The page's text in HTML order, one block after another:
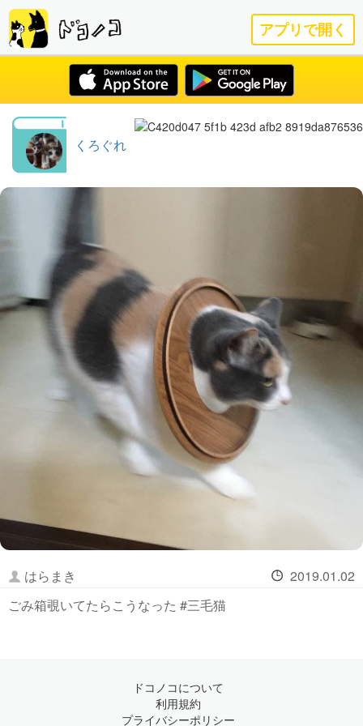
アプリで開く
くろぐれ
はらまき
2019.01.02
ごみ箱覗いてたらこうなった #三毛猫
ドコノコについて
利用規約
プライバシーポリシー